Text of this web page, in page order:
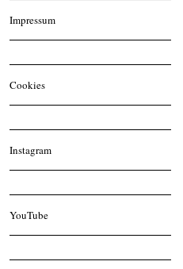
Impressum
Cookies
Instagram
YouTube